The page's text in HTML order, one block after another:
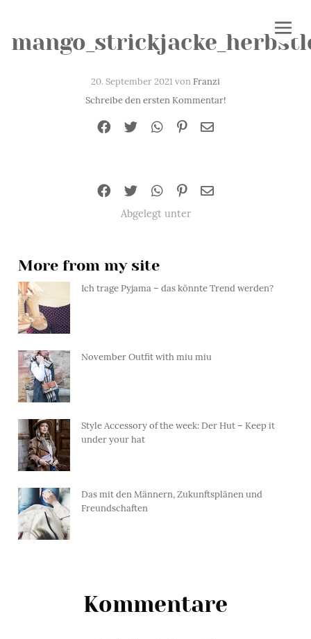
20. September 2021 vonFranzi
Schreibe den ersten Kommentar!
Abgelegt unter
More from my site
Ich trage Pyjama – das könnte Trend werden?
November Outfit with miu miu
Style Accessory of the week: Der Hut – Keep it
under your hat
Das mit den Männern, Zukunftsplänen und
Freundschaften
Kommentare